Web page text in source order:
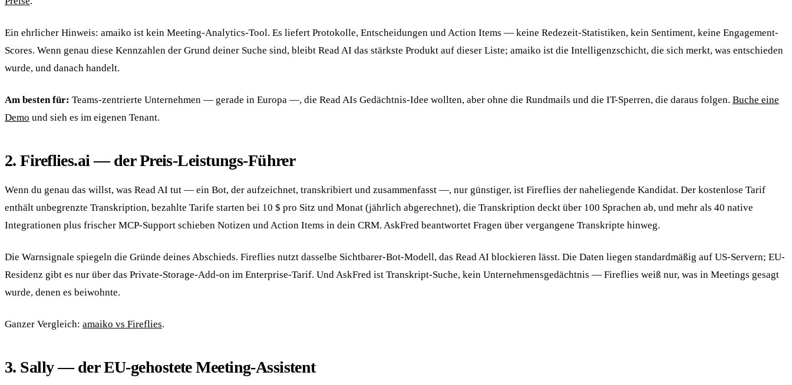
Ein ehrlicher Hinweis: amaiko ist kein Meeting-Analytics-Tool. Es liefert Protokolle, Entscheidungen und Action Items — keine Redezeit-Statistiken, kein Sentiment, keine Engagement-
Scores. Wenn genau diese Kennzahlen der Grund deiner Suche sind, bleibt Read AI das stärkste Produkt auf dieser Liste; amaiko ist die Intelligenzschicht, die sich merkt, was entschieden
wurde, und danach handelt.
Am besten für: Teams-zentrierte Unternehmen — gerade in Europa —, die Read AIs Gedächtnis-Idee wollten, aber ohne die Rundmails und die IT-Sperren, die daraus folgen. Buche eine
Demo und sieh es im eigenen Tenant.
2. Fireflies.ai — der Preis-Leistungs-Führer
Wenn du genau das willst, was Read AI tut — ein Bot, der aufzeichnet, transkribiert und zusammenfasst —, nur günstiger, ist Fireflies der naheliegende Kandidat. Der kostenlose Tarif
enthält unbegrenzte Transkription, bezahlte Tarife starten bei 10 $ pro Sitz und Monat (jährlich abgerechnet), die Transkription deckt über 100 Sprachen ab, und mehr als 40 native
Integrationen plus frischer MCP-Support schieben Notizen und Action Items in dein CRM. AskFred beantwortet Fragen über vergangene Transkripte hinweg.
Die Warnsignale spiegeln die Gründe deines Abschieds. Fireflies nutzt dasselbe Sichtbarer-Bot-Modell, das Read AI blockieren lässt. Die Daten liegen standardmäßig auf US-Servern; EU-
Residenz gibt es nur über das Private-Storage-Add-on im Enterprise-Tarif. Und AskFred ist Transkript-Suche, kein Unternehmensgedächtnis — Fireflies weiß nur, was in Meetings gesagt
wurde, denen es beiwohnte.
Ganzer Vergleich: amaiko vs Fireflies.
3. Sally — der EU-gehostete Meeting-Assistent